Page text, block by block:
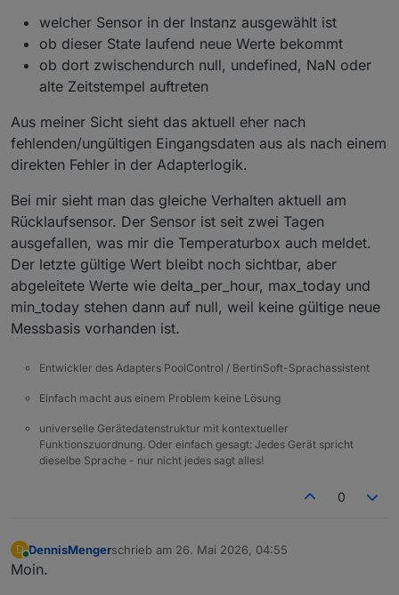
welcher Sensor in der Instanz ausgewählt ist
ob dieser State laufend neue Werte bekommt
ob dort zwischendurch null, undefined, NaN oder
alte Zeitstempel auftreten
Aus meiner Sicht sieht das aktuell eher nach
fehlenden/ungültigen Eingangsdaten aus als nach einem
direkten Fehler in der Adapterlogik.
Bei mir sieht man das gleiche Verhalten aktuell am
Rücklaufsensor. Der Sensor ist seit zwei Tagen
ausgefallen, was mir die Temperaturbox auch meldet.
Der letzte gültige Wert bleibt noch sichtbar, aber
abgeleitete Werte wie delta_per_hour, max_today und
min_today stehen dann auf null, weil keine gültige neue
Messbasis vorhanden ist.
Entwickler des Adapters PoolControl / BertinSoft-Sprachassistent
Einfach macht aus einem Problem keine Lösung
universelle Gerätedatenstruktur mit kontextueller
Funktionszuordnung. Oder einfach gesagt: Jedes Gerät spricht
dieselbe Sprache - nur nicht jedes sagt alles!
0
D
Online
DennisMengerschrieb am 26. Mai 2026, 04:55
zuletzt editiert von
Moin.